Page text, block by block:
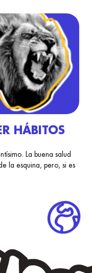
HÁBITOS
La buena salud
la esquina, pero, si es